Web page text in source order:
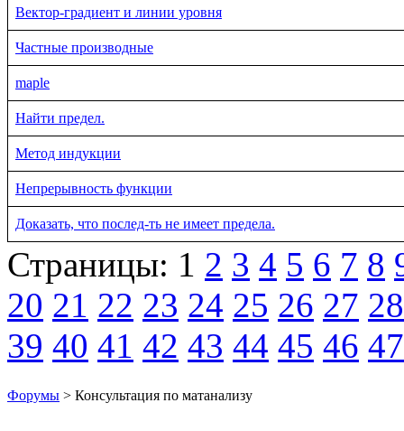
Вектор-градиент и линии уровня
Частные производные
maple
Найти предел.
Метод индукции
Непрерывность функции
Доказать, что послед-ть не имеет предела.
Страницы: 1 2 3 4 5 6 7 8
20 21 22 23 24 25 26 27 28
39 40 41 42 43 44 45 46 47
Форумы > Консультация по матанализу